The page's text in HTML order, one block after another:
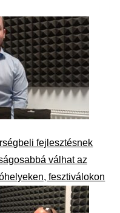
fejlesztésnek
válhat az
fesztiválokon